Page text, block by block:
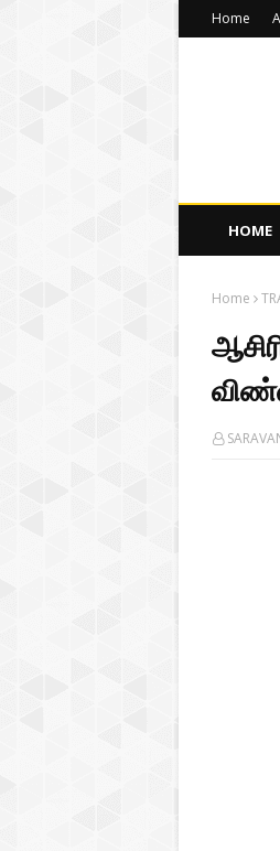
Home
HOME
Home